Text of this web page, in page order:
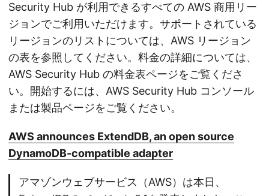
Security Hub が利用できるすべての AWS 商用リー
ジョンでご利用いただけます。サポートされている
リージョンのリストについては、AWS リージョン
の表を参照してください。料金の詳細については、
AWS Security Hub の料金表ページをご覧くださ
い。開始するには、AWS Security Hub コンソール
または製品ページをご覧ください。
AWS announces ExtendDB, an open source
DynamoDB-compatible adapter
アマゾンウェブサービス（AWS）は本日、